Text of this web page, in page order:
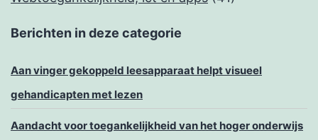
Berichten in deze categorie
Aan vinger gekoppeld leesapparaat helpt visueel
gehandicapten met lezen
Aandacht voor toegankelijkheid van het hoger onderwijs